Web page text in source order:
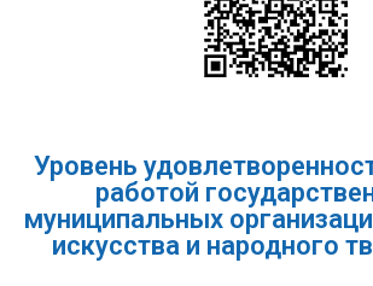
Уровень
работой
муниципальных
искусства и народного